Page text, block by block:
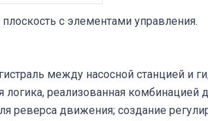
с элементами управления.
между насосной станцией и
реализованная
реверса движения; создание